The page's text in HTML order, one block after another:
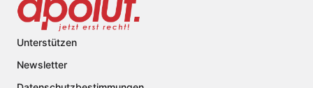
Unterstützen
Newsletter